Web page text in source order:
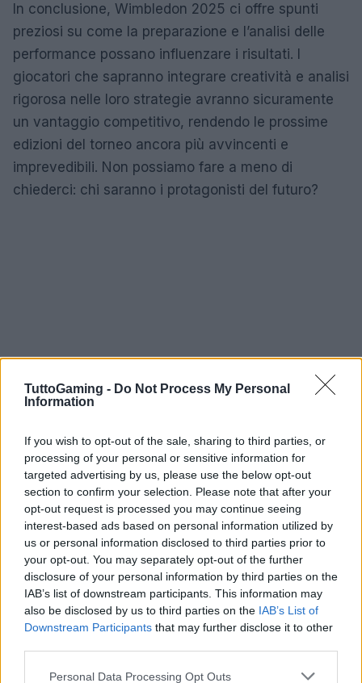
TuttoGaming - Do Not Process My Personal
Information
If you wish to opt-out of the sale, sharing to third parties, or
processing of your personal or sensitive information for
targeted advertising by us, please use the below opt-out
section to confirm your selection. Please note that after your
opt-out request is processed you may continue seeing
interest-based ads based on personal information utilized by
us or personal information disclosed to third parties prior to
your opt-out. You may separately opt-out of the further
disclosure of your personal information by third parties on the
IAB’s list of downstream participants. This information may
also be disclosed by us to third parties on the IAB’s List of
Downstream Participants that may further disclose it to other
Please note that this website/app uses one or more Google
Personal Data Processing Opt Outs
In conclusione, Wimbledon 2025 ci offre spunti
preziosi su come la preparazione e l’analisi delle
performance possano influenzare i risultati. I
giocatori che sapranno integrare creatività e analisi
rigorosa nelle loro strategie avranno sicuramente
un vantaggio competitivo, rendendo le prossime
edizioni del torneo ancora più avvincenti e
imprevedibili. Non possiamo fare a meno di
chiederci: chi saranno i protagonisti del futuro?
AUTORE
AiAdhubMedia